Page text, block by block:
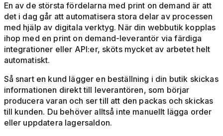
En av de största fördelarna med print on demand är att
det i dag går att automatisera stora delar av processen
med hjälp av digitala verktyg. När din webbutik kopplas
ihop med en print on demand-leverantör via färdiga
integrationer eller API:er, sköts mycket av arbetet helt
automatiskt.
Så snart en kund lägger en beställning i din butik skickas
informationen direkt till leverantören, som börjar
producera varan och ser till att den packas och skickas
till kunden. Du behöver alltså inte manuellt lägga order
eller uppdatera lagersaldon.